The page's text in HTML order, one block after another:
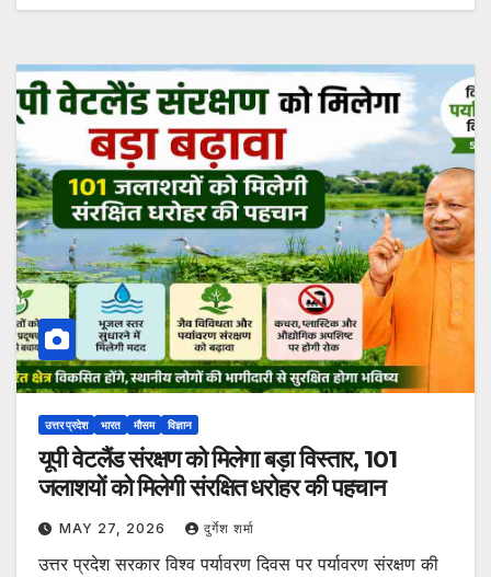
उत्तर प्रदेश भारत मौसम विज्ञान
यूपी वेटलैंड संरक्षण को मिलेगा बड़ा विस्तार, 101
जलाशयों को मिलेगी संरक्षित धरोहर की पहचान
MAY 27, 2026 दुर्गेश शर्मा
उत्तर प्रदेश सरकार विश्व पर्यावरण दिवस पर पर्यावरण संरक्षण की